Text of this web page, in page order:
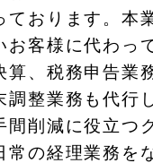
ております。本
お客様に代わっ
算、税務申告業
調整業務も代行
間削減に役立つ
常の経理業務を